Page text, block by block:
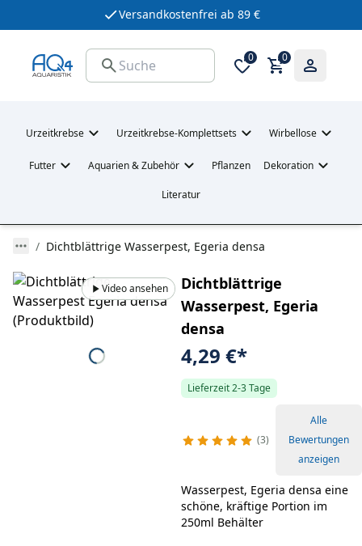
Versandkostenfrei ab 89 €
0 0
Urzeitkrebse Urzeitkrebse-Komplettsets Wirbellose
Futter Aquarien & Zubehör Pflanzen Dekoration
Literatur
Dichtblättrige Wasserpest, Egeria densa
Video ansehen
Dichtblättrige
Wasserpest, Egeria
densa
4,29 €*
Lieferzeit 2-3 Tage
3
Alle
Bewertungen
anzeigen
Wasserpest, Egeria densa eine
schöne, kräftige Portion im
250ml Behälter